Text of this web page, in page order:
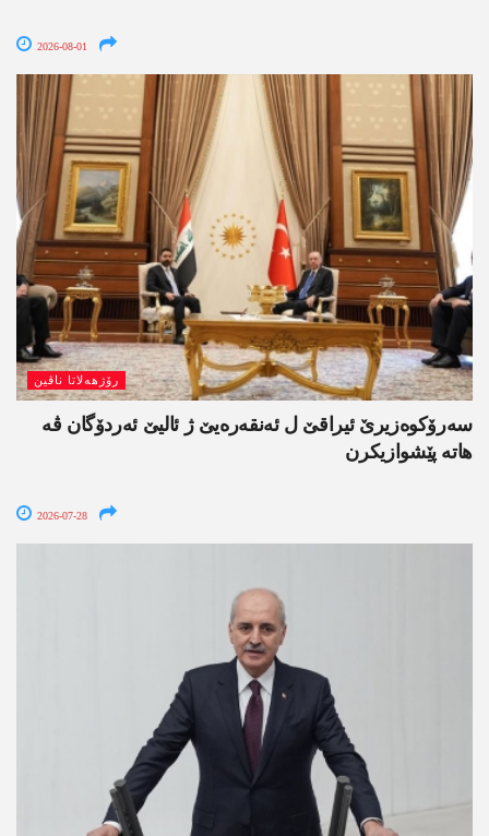
2026-08-01
رۆژھەلاتا ناڤین
سەرۆکوەزیرێ ئیراقێ ل ئەنقەرەیێ ژ ئالیێ ئەردۆگان ڤە
ھاتە پێشوازیکرن
2026-07-28